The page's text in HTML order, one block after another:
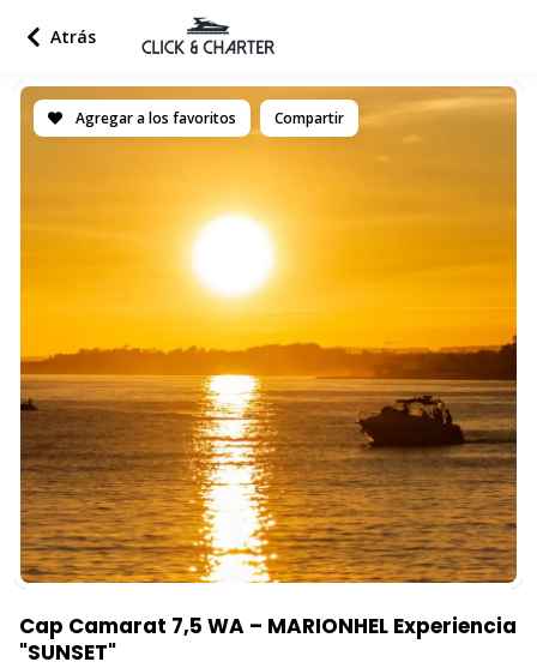
Agregar a los favoritos Compartir
Cap Camarat 7,5 WA – MARIONHEL Experiencia
"SUNSET"
Atrás